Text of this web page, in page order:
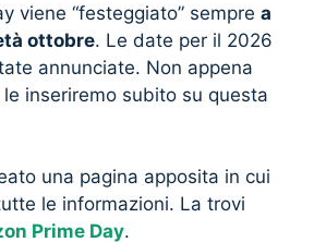
viene “festeggiato” sempre a
ottobre. Le date per il 2026
annunciate. Non appena
inseriremo subito su questa
una pagina apposita in cui
le informazioni. La trovi
Prime Day.